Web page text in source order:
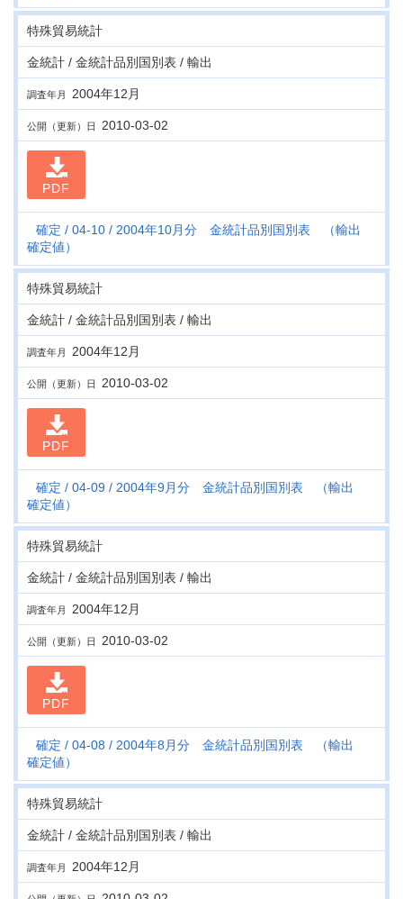
特殊貿易統計
金統計 / 金統計品別国別表 / 輸出
調査年月 2004年12月
公開（更新）日 2010-03-02
PDF
確定 04-10
2004年10月分 金統計品別国別表 （輸出
確定値）
特殊貿易統計
金統計 / 金統計品別国別表 / 輸出
調査年月 2004年12月
公開（更新）日 2010-03-02
PDF
確定 04-09
2004年9月分 金統計品別国別表 （輸出
確定値）
特殊貿易統計
金統計 / 金統計品別国別表 / 輸出
調査年月 2004年12月
公開（更新）日 2010-03-02
PDF
確定 04-08
2004年8月分 金統計品別国別表 （輸出
確定値）
特殊貿易統計
金統計 / 金統計品別国別表 / 輸出
調査年月 2004年12月